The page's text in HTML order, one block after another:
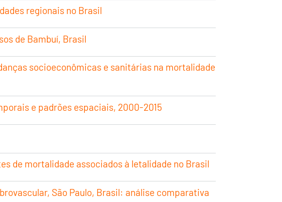
regionais no Brasil
de Bambuí, Brasil
socioeconômicas e sanitárias na mortalidade
e padrões espaciais, 2000-2015
de mortalidade associados à letalidade no Brasil
São Paulo, Brasil: análise comparativa